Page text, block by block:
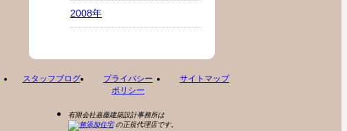
2008年
スタッフブログ
プライバシー
ポリシー
サイトマップ
有限会社嘉藤建築設計事務所は
の正規代理店です。